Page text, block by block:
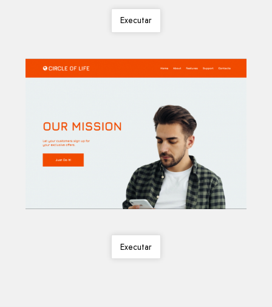
Executar
Executar